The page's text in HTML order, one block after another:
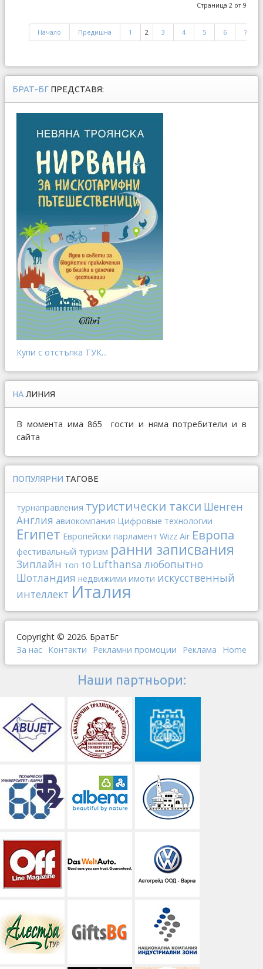
Страница 2 от 9
Начало Предишна 1 2 3 4 5 6 7
БРАТ-БГ ПРЕДСТАВЯ:
Купи с отстъпка ТУК...
НА ЛИНИЯ
В момента има 865 гости и няма потребители и в
сайта
ПОПУЛЯРНИ ТАГОВЕ
турнаправления туристически такси Шенген
Англия авиокомпания Цифровые технологии
Египет Европейски парламент Wizz Air Европа
фестивальный туризм ранни записвания
Зиплайн топ 10 Lufthansa любопытно
Шотландия недвижими имоти искусственный
интеллект Италия
Copyright © 2026. БратБг
За нас Контакти Рекламни промоции Реклама Home
Наши партньори: